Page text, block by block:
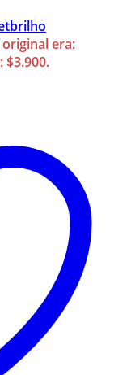
era:
$3.900.